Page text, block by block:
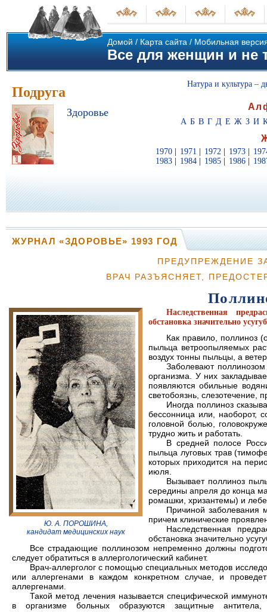
Домой / Карта сайта / Мобильная
Все для женщин и не
Подруга
Здоровье
Натура и культура –
А Б В Г Д Е Ж З И
1970| 1971 1972| 1973|
1983| 1984| 1985| 1986|
ЖУРНАЛ «ЗДОРОВЬЕ» 1993 ГОД
ПРЕДУПРЕЖДЕНИЕ
ВРАЧ РАЗЪЯСНЯЕТ,
Ю. А. ПОРОШИНА,
кандидат медицинских наук
Наследственная
обстановка значительно
Как правило, поллиноз
пыльца ветроопыляемых
воздух тонны пыльцы, а
Заболевают
организма. У них
появляются обильные
светобоязнь, слезотечение,
Иногда поллиноз
бессонница или, наоборот,
головной болью,
трудно жить и работать.
В средней полосе
пыльца луговых трав
которых приходится на
июля.
Вызывает поллиноз
середины апреля до конца
ромашки, хризантемы) и
Причиной заболевания
причем клинические
Наследственная
обстановка значительно
Все страдающие поллинозом непременно должны
следует обратиться в аллергологический кабинет.
Врач-аллерголог с помощью специальных методов
или аллергенами в каждом конкретном случае, и
аллергенами.
Такой метод лечения называется специфической
в организме больных образуются защитные антитела,